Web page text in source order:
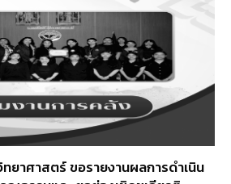
ยาศาสตร์ ขอรายงานผลการดำเนิน